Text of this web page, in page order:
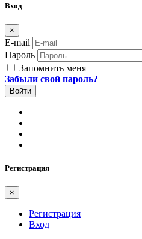
Вход
×
E-mail
Пароль
Запомнить меня
Забыли свой пароль?
Регистрация
×
Регистрация
Вход